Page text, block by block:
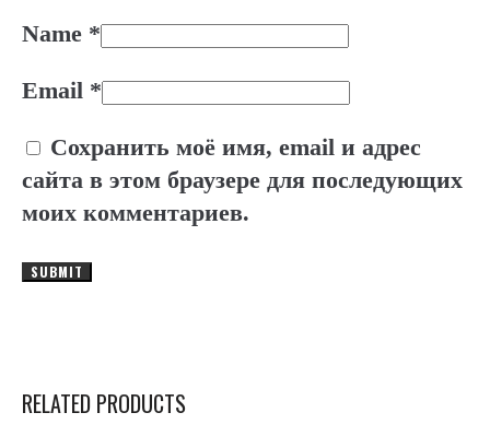
Name *
Email *
Сохранить моё имя, email и адрес
сайта в этом браузере для последующих
моих комментариев.
RELATED PRODUCTS